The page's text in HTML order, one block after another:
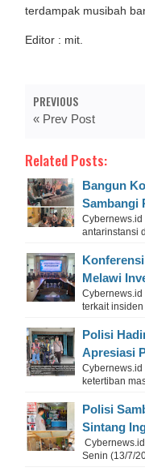
terdampak musibah
Editor : mit.
PREVIOUS
« Prev Post
Related Posts:
Bangun
Sambangi
Cybernews.id
antarinstansi
Melawi
terkait
Polisi
Apresiasi
ketertiban
Polisi
Sintang
Senin (13/7/